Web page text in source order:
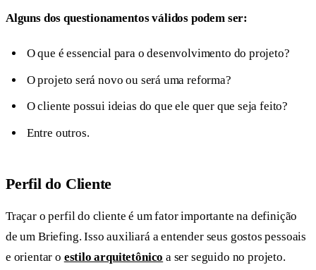
Alguns dos questionamentos válidos podem ser:
O que é essencial para o desenvolvimento do projeto?
O projeto será novo ou será uma reforma?
O cliente possui ideias do que ele quer que seja feito?
Entre outros.
Perfil do Cliente
Traçar o perfil do cliente é um fator importante na definição
de um Briefing. Isso auxiliará a entender seus gostos pessoais
e orientar o estilo arquitetônico a ser seguido no projeto.